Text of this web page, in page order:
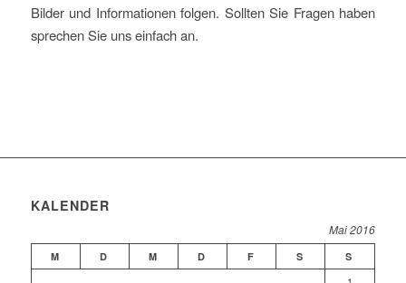
Bilder und Informationen folgen. Sollten Sie Fragen haben
sprechen Sie uns einfach an.
KALENDER
Mai 2016
M D M D F S S